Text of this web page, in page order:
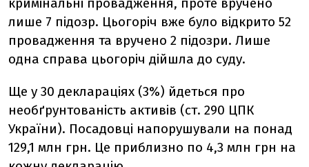
кримінальні провадження, проте вручено
лише 7 підозр. Цьогоріч вже було відкрито 52
провадження та вручено 2 підозри. Лише
одна справа цьогоріч дійшла до суду.
Ще у 30 деклараціях (3%) йдеться про
необґрунтованість активів (ст. 290 ЦПК
України). Посадовці напорушували на понад
129,1 млн грн. Це приблизно по 4,3 млн грн на